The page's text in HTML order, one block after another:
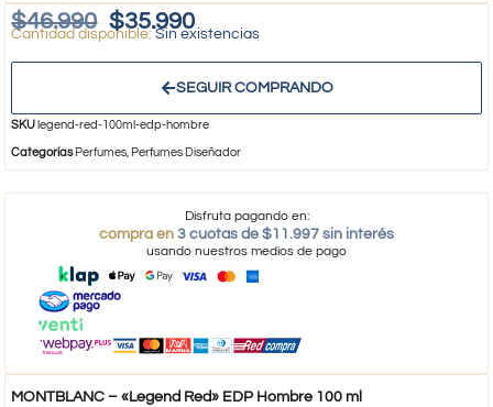
$46.990 $35.990
Sin existencias
SEGUIR COMPRANDO
SKU legend-red-100ml-edp-hombre
Categorías Perfumes, Perfumes Diseñador
Disfruta pagando en:
compra en 3 cuotas de $11.997 sin interés
usando nuestros medios de pago
MONTBLANC – «Legend Red» EDP Hombre 100 ml